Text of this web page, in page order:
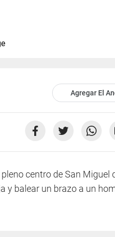
Agregar El
centro de San Miguel
y balear un brazo a un